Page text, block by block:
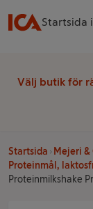
Startsida
Välj butik för
Startsida Mejeri &
Proteinmål,
Proteinmilkshake